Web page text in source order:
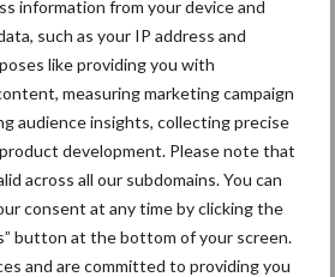
information from your device and
such as your IP address and
like providing you with
measuring marketing campaign
audience insights, collecting precise
development. Please note that
across all our subdomains. You can
consent at any time by clicking the
button at the bottom of your screen.
and are committed to providing you
Hittestress
Toon meer